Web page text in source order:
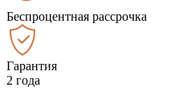
Беспроцентная рассрочка
Гарантия
2 года